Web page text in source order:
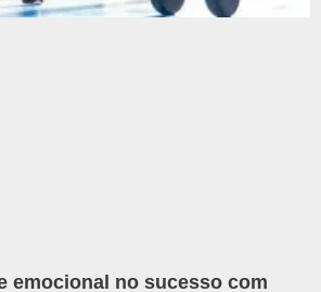
emocional no sucesso com